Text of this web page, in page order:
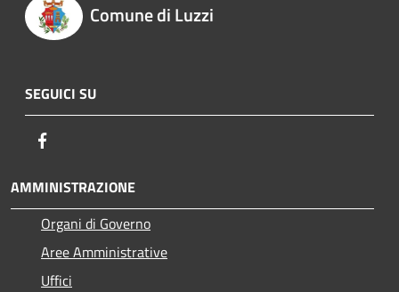
Comune di Luzzi
SEGUICI SU
AMMINISTRAZIONE
Organi di Governo
Aree Amministrative
Uffici